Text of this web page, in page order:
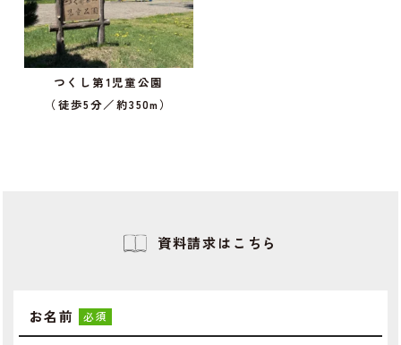
つくし第1児童公園
（徒歩5分／約350m）
資料請求はこちら
お名前 必須